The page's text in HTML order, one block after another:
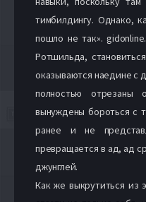
тимбилдингу. Однако,
пошло не так».
Ротшильда,
оказываются наедине с
полностью отрезаны
вынуждены бороться с
ранее и не
превращается в ад, ад
джунглей.
Как же выкрутиться из